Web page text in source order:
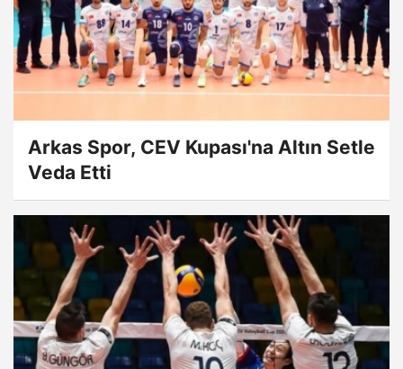
Arkas Spor, CEV Kupası'na Altın Setle
Veda Etti